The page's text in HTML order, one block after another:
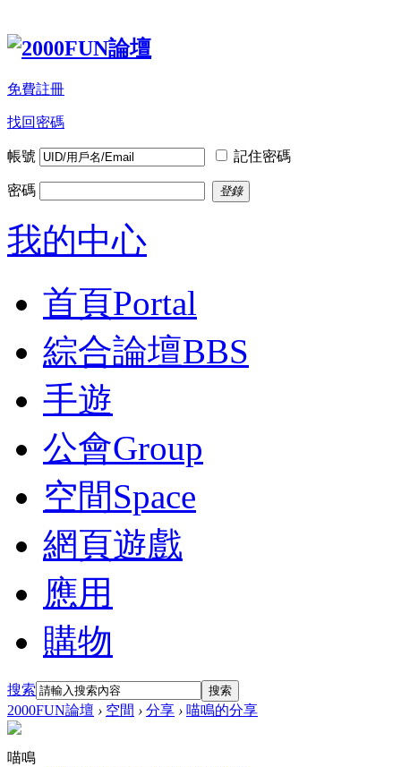
免費註冊
找回密碼
帳號 記住密碼
密碼 登錄
我的中心
首頁Portal
綜合論壇BBS
手遊
公會Group
空間Space
網頁遊戲
應用
購物
搜索 搜索
2000FUN論壇 › 空間 › 分享 › 喵鳴的分享
喵鳴